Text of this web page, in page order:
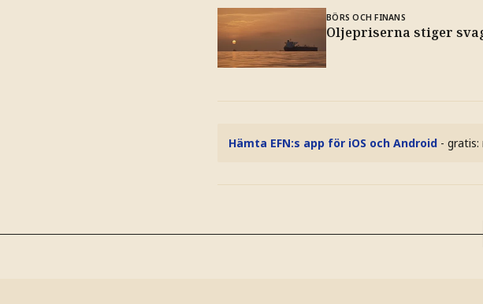
BÖRS OCH FINANS
Oljepriserna stiger
Hämta EFN:s app för iOS och Android - gratis: